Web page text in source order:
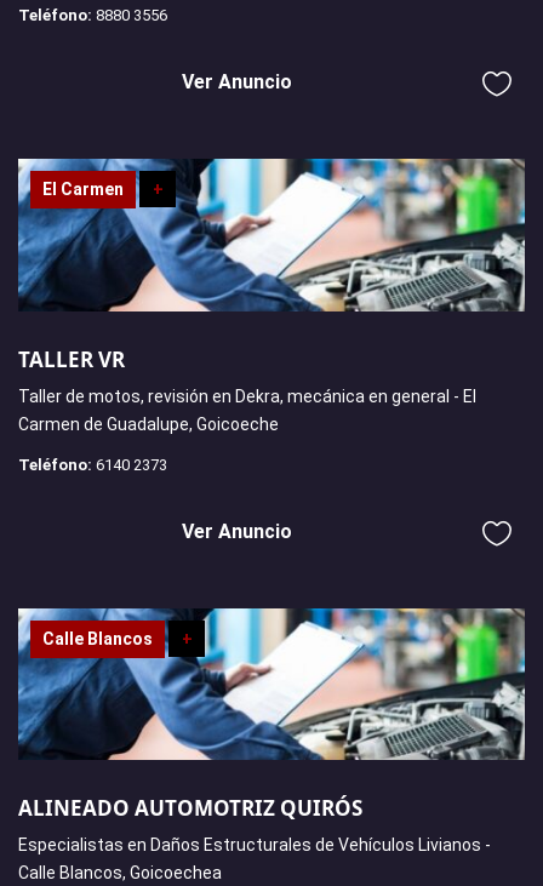
Teléfono: 8880 3556
Ver Anuncio
El Carmen +
TALLER VR
Taller de motos, revisión en Dekra, mecánica en general - El
Carmen de Guadalupe, Goicoeche
Teléfono: 6140 2373
Ver Anuncio
Calle Blancos +
ALINEADO AUTOMOTRIZ QUIRÓS
Especialistas en Daños Estructurales de Vehículos Livianos -
Calle Blancos, Goicoechea